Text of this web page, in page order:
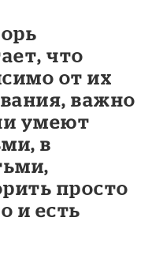
что
от их
важно
умеют
в
просто
и есть